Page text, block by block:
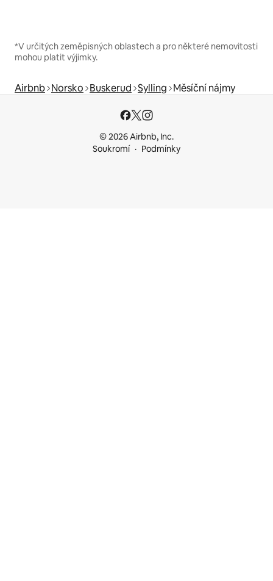
*V určitých zeměpisných oblastech a pro některé nemovitosti
mohou platit výjimky.
Airbnb Norsko Buskerud Sylling Měsíční nájmy
© 2026 Airbnb, Inc.
Soukromí
Podmínky